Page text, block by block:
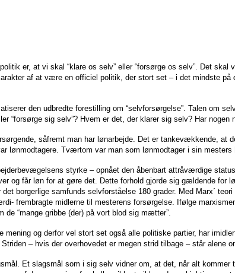
er, at vi skal “klare os selv” eller “forsørge os selv”. Det
af at være en officiel politik, der stort set – i det mindste
den udbredte forestilling om “selvforsørgelse”. Talen
“forsørge sig selv”? Hvem er det, der klarer sig selv? Har nogen
såfremt man har lønarbejde. Det er tankevækkende,
lønmodtagere. Tværtom var man som lønmodtager i sin
styrke – opnået den åbenbart attråværdige
og får løn for at gøre det. Dette forhold gjorde sig gældende
borgerlige samfunds selvforståelse 180 grader. Med Marx´
frembragte midlerne til mesterens forsørgelse. Ifølge
de “mange gribbe (der) på vort blod sig mætter”.
mening og derfor vel stort set også alle politiske partier, har
– hvis der overhovedet er megen strid tilbage – står alene
Et slagsmål som i sig selv vidner om, at det, når alt